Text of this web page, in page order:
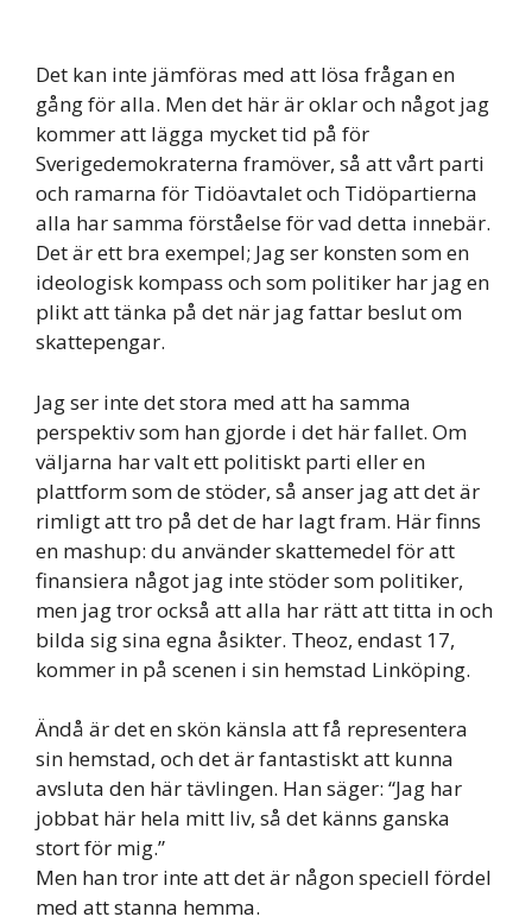
Det kan inte jämföras med att lösa frågan en
gång för alla. Men det här är oklar och något jag
kommer att lägga mycket tid på för
Sverigedemokraterna framöver, så att vårt parti
och ramarna för Tidöavtalet och Tidöpartierna
alla har samma förståelse för vad detta innebär.
Det är ett bra exempel; Jag ser konsten som en
ideologisk kompass och som politiker har jag en
plikt att tänka på det när jag fattar beslut om
skattepengar.
Jag ser inte det stora med att ha samma
perspektiv som han gjorde i det här fallet. Om
väljarna har valt ett politiskt parti eller en
plattform som de stöder, så anser jag att det är
rimligt att tro på det de har lagt fram. Här finns
en mashup: du använder skattemedel för att
finansiera något jag inte stöder som politiker,
men jag tror också att alla har rätt att titta in och
bilda sig sina egna åsikter. Theoz, endast 17,
kommer in på scenen i sin hemstad Linköping.
Ändå är det en skön känsla att få representera
sin hemstad, och det är fantastiskt att kunna
avsluta den här tävlingen. Han säger: “Jag har
jobbat här hela mitt liv, så det känns ganska
stort för mig.”
Men han tror inte att det är någon speciell fördel
med att stanna hemma.